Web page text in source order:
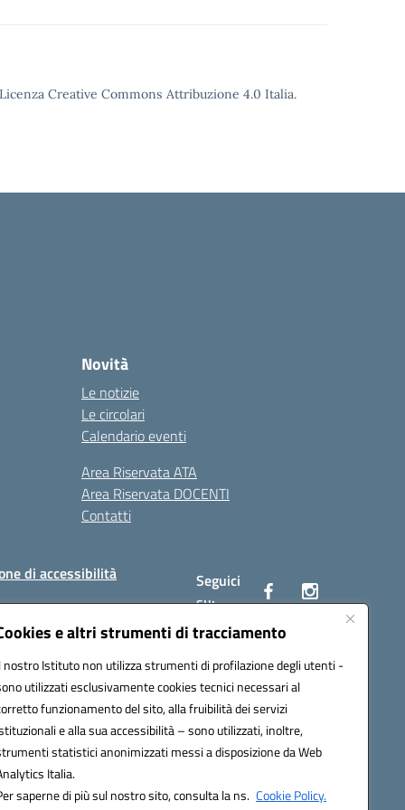
e altri strumenti di tracciamento
nostro Istituto non utilizza strumenti di profilazione degli utenti -
utilizzati esclusivamente cookies tecnici necessari al
funzionamento del sito, alla fruibilità dei servizi
e alla sua accessibilità – sono utilizzati, inoltre,
statistici anonimizzati messi a disposizione da Web
Italia.
saperne di più sul nostro sito, consulta la ns. Cookie Policy.
Creative Commons Attribuzione 4.0 Italia.
Novità
Le notizie
Le circolari
Calendario eventi
Area Riservata ATA
Area Riservata DOCENTI
Contatti
di accessibilità
Seguici
su: